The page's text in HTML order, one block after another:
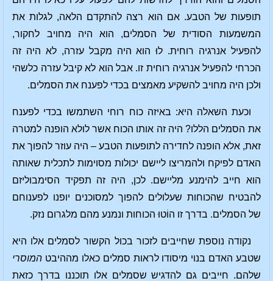
תופעות של הטבע. אם הוא רצה להתקדם הלאה, לגלות את
המשמעות הסודית של הסמלים, הוא היה מחויב לחקור,
להפעיל אנרגיה רוחית. לוּ הוא היה מקבל עזרה, לא היה זה
הכרחי להפעיל אנרגיה רוחית זו. אבל הוא לא קיבל עזרה כלשהי
ולכן היה מחויב להשקיע מאמצים בכדי לפענח את הסמלים.
וכעת השאלה היא: באיזה כוח רוחי השתמשו בכדי לפענח
את הסמלים הללו? היה זה אותו הכוח אשר לולא הופנה למטרה
זאת, אלא הופנה לחדירה לתופעות הטבע – היה עוזר להפוך את
האדם לפיקח ולהמריצו ליישם יכולות מסוימות לתכלית שאותה
הוא חייב להימנע מליישם. לכן, היה זה תפקיד הסימבוליזם
להבטיח שהכוחות שעלולים להפוך למסוכנים יופנו לפענוחם
של הסמלים. בדרך זו הוֹטוּ הכוחות ונמנע מהם מלגרום נזק.
נקודה נוספת שחייבים לזכור בכול הקשור לסמלים אלו היא
שטבע האדם בנוי מיסודו לראות סמלים כאלו מההיבט המוסרי
שלהם. חייבים גם להדגיש שסמלים אלו תוכננו בדרך כזאת